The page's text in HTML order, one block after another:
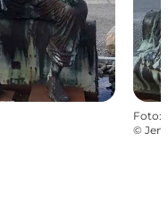
Foto:
©